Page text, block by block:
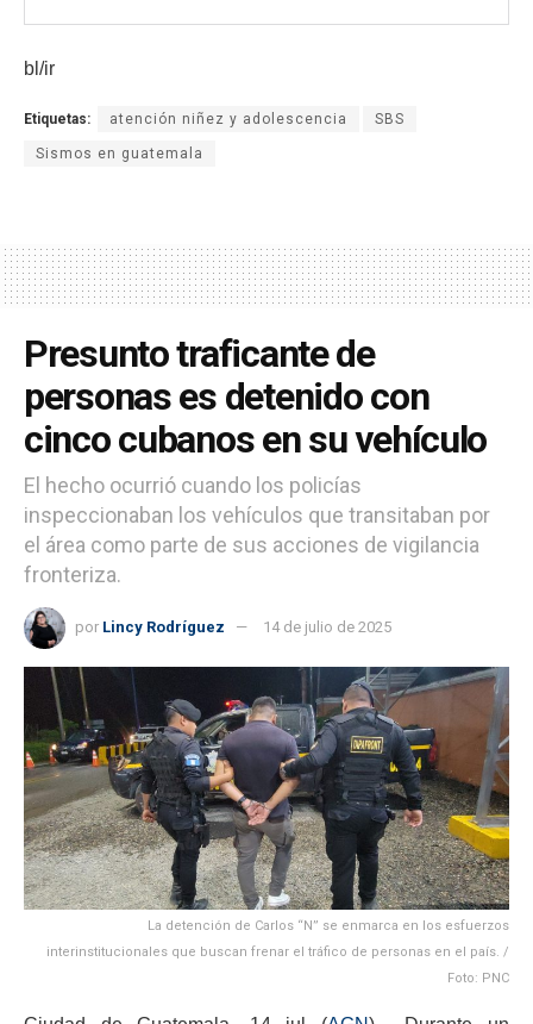
bl/ir
Etiquetas: atención niñez y adolescencia SBS
Sismos en guatemala
Presunto traficante de
personas es detenido con
cinco cubanos en su vehículo
El hecho ocurrió cuando los policías
inspeccionaban los vehículos que transitaban por
el área como parte de sus acciones de vigilancia
fronteriza.
por Lincy Rodríguez 14 de julio de 2025
La detención de Carlos “N” se enmarca en los esfuerzos
interinstitucionales que buscan frenar el tráfico de personas en el país. /
Foto: PNC